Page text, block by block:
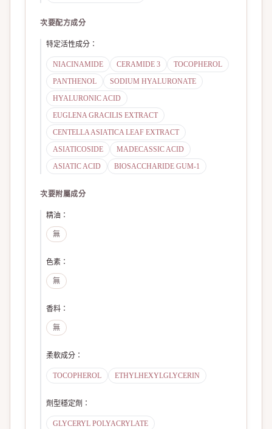
次要配方成分
特定活性成分 ：
NIACINAMIDE CERAMIDE 3
TOCOPHEROL
PANTHENOL
SODIUM HYALURONATE
HYALURONIC ACID
EUGLENA GRACILIS EXTRACT
CENTELLA ASIATICA LEAF EXTRACT
ASIATICOSIDE
MADECASSIC ACID
ASIATIC ACID
BIOSACCHARIDE GUM-1
次要附屬成分
精油 ：
無
色素 ：
無
香料 ：
無
柔軟成分 ：
TOCOPHEROL ETHYLHEXYLGLYCERIN
劑型穩定劑 ：
GLYCERYL POLYACRYLATE